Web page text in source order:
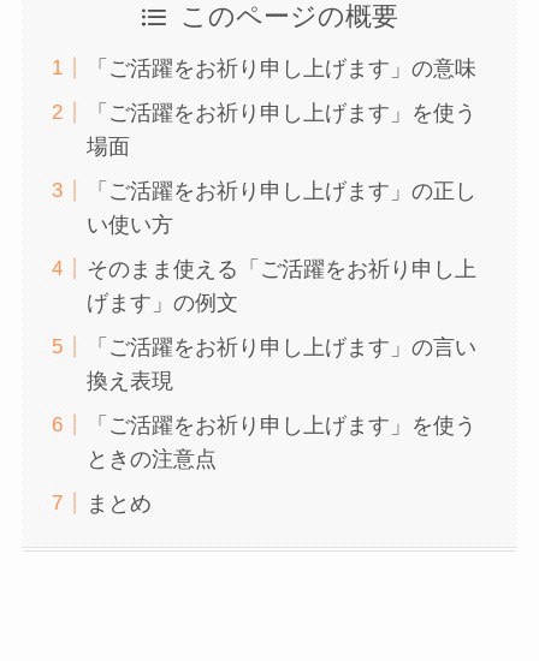
このページの概要
「ご活躍をお祈り申し上げます」の意味
「ご活躍をお祈り申し上げます」を使う
場面
「ご活躍をお祈り申し上げます」の正し
い使い方
そのまま使える「ご活躍をお祈り申し上
げます」の例文
「ご活躍をお祈り申し上げます」の言い
換え表現
「ご活躍をお祈り申し上げます」を使う
ときの注意点
まとめ